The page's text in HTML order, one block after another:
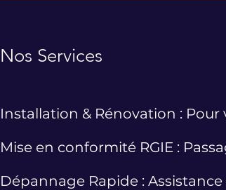
Nos Services
Installation & Rénovation :
Mise en conformité RGIE :
Dépannage Rapide :